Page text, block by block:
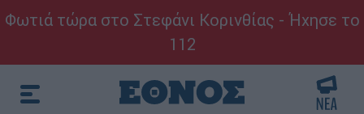
Φωτιά τώρα στο Στεφάνι Κορινθίας - Ήχησε το
112